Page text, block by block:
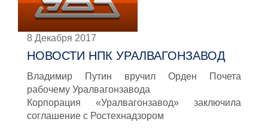
8 Декабря 2017
НОВОСТИ НПК УРАЛВАГОНЗАВОД
Владимир Путин вручил Орден Почета
рабочему Уралвагонзавода
Корпорация «Уралвагонзавод» заключила
соглашение с Ростехнадзором